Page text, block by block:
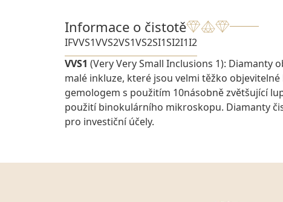
Informace o čistotě
IFVVS1VVS2VS1VS2SI1SI2I1I2
VVS1 (Very Very Small Inclusions 1): Diamanty
malé inkluze, které jsou velmi těžko
gemologem s použitím 10násobně zvětšující
použití binokulárního mikroskopu. Diamanty
pro investiční účely.